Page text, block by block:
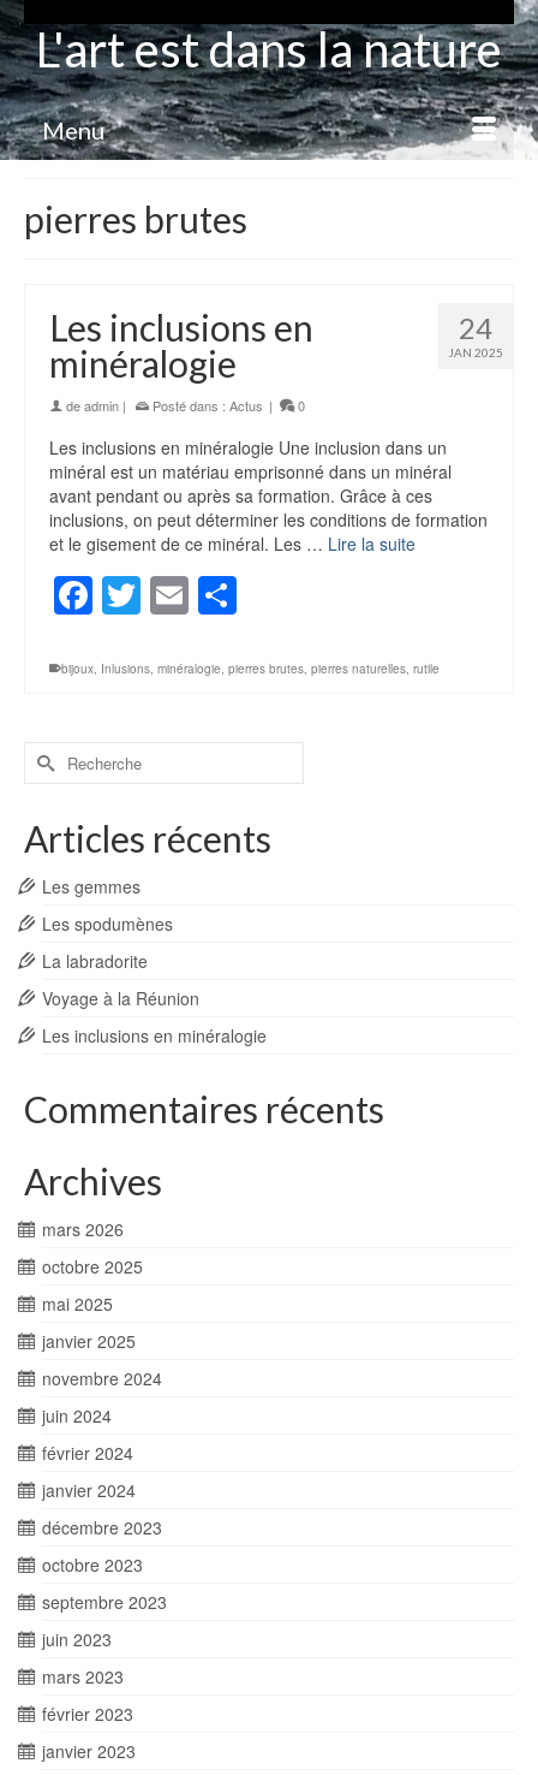
L'art est dans la nature
Menu
pierres brutes
24
JAN 2025
Les inclusions en
minéralogie
deadmin | Posté dans : Actus | 0
Les inclusions en minéralogie Une inclusion dans un
minéral est un matériau emprisonné dans un minéral
avant pendant ou après sa formation. Grâce à ces
inclusions, on peut déterminer les conditions de formation
et le gisement de ce minéral. Les … Lire la suite
Facebook
Twitter
Email
bijoux, Inlusions, minéralogie, pierres brutes, pierres naturelles, rutile
Rechercher :
Articles récents
Les gemmes
Les spodumènes
La labradorite
Voyage à la Réunion
Les inclusions en minéralogie
Commentaires récents
Archives
mars 2026
octobre 2025
mai 2025
janvier 2025
novembre 2024
juin 2024
février 2024
janvier 2024
décembre 2023
octobre 2023
septembre 2023
juin 2023
mars 2023
février 2023
janvier 2023